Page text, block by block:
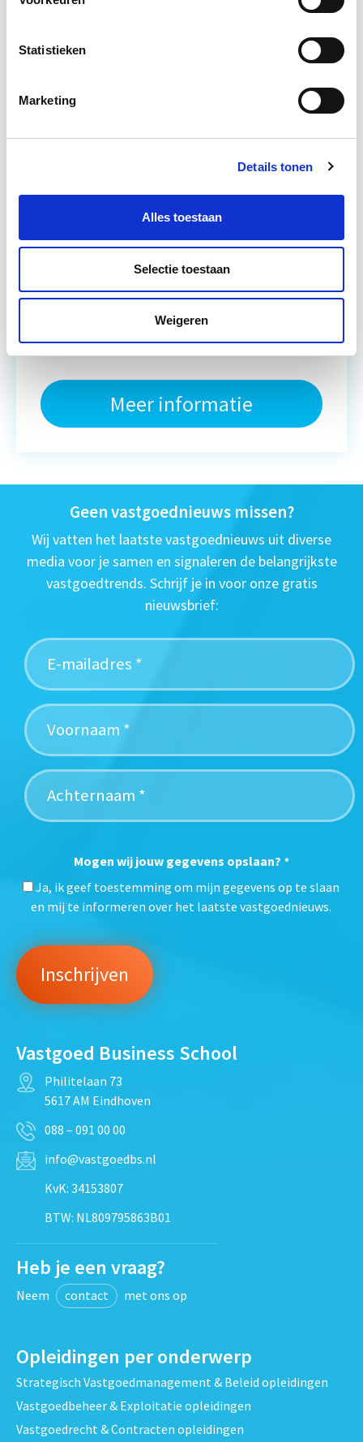
Statistieken
Marketing
Details tonen
Alles toestaan
Selectie toestaan
Weigeren
vastgoedprojecten te realiseren en/of te
verbeteren. De belangrijkste trends in vastgoed
Utrecht en/of online
4 - 8 uur per week
Meer informatie
Geen vastgoednieuws missen?
Wij vatten het laatste vastgoednieuws uit diverse
media voor je samen en signaleren de belangrijkste
vastgoedtrends. Schrijf je in voor onze gratis
nieuwsbrief:
Mogen wij jouw gegevens opslaan? *
Ja, ik geef toestemming om mijn gegevens op te slaan
en mij te informeren over het laatste vastgoednieuws.
Vastgoed Business School
Philitelaan 73
5617 AM Eindhoven
088 – 091 00 00
info@vastgoedbs.nl
KvK: 34153807
BTW: NL809795863B01
Heb je een vraag?
Neem contact met ons op
Opleidingen per onderwerp
Strategisch Vastgoedmanagement & Beleid opleidingen
Vastgoedbeheer & Exploitatie opleidingen
Vastgoedrecht & Contracten opleidingen